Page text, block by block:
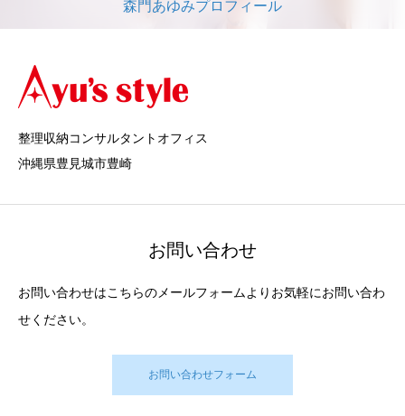
森門あゆみプロフィール
整理収納コンサルタントオフィス
沖縄県豊見城市豊崎
お問い合わせ
お問い合わせはこちらのメールフォームよりお気軽にお問い合わ
せください。
お問い合わせフォーム